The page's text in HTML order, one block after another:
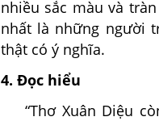
nhiều sắc màu và
nhất là những người
thật có ý nghĩa.
4. Đọc hiểu
“Thơ Xuân Diệu